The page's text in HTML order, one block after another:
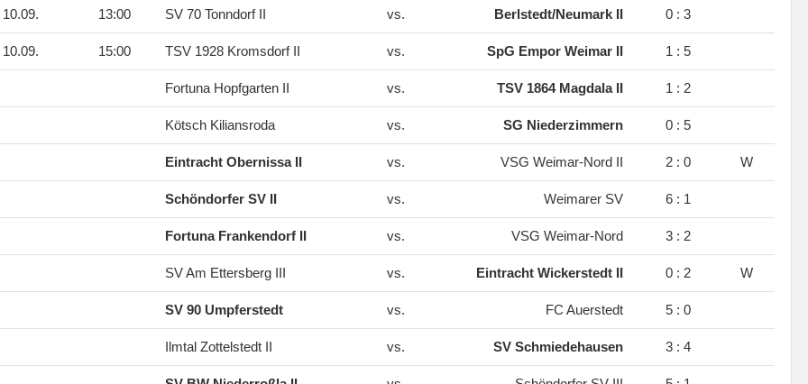
10.09. 13:00 SV 70 Tonndorf II vs. Berlstedt/Neumark II 0 : 3
10.09. 15:00 TSV 1928 Kromsdorf II vs. SpG Empor Weimar II 1 : 5
Fortuna Hopfgarten II vs. TSV 1864 Magdala II 1 : 2
Kötsch Kiliansroda vs. SG Niederzimmern 0 : 5
Eintracht Obernissa II vs. VSG Weimar-Nord II 2 : 0 W
Schöndorfer SV II vs. Weimarer SV 6 : 1
Fortuna Frankendorf II vs. VSG Weimar-Nord 3 : 2
SV Am Ettersberg III vs. Eintracht Wickerstedt II 0 : 2 W
SV 90 Umpferstedt vs. FC Auerstedt 5 : 0
Ilmtal Zottelstedt II vs. SV Schmiedehausen 3 : 4